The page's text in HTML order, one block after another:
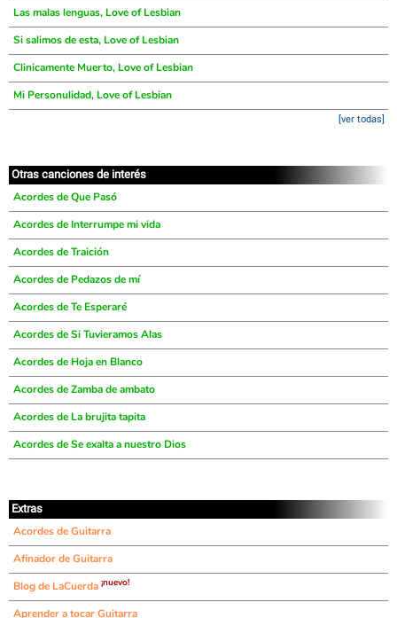
Las malas lenguas, Love of Lesbian
Si salimos de esta, Love of Lesbian
Clinicamente Muerto, Love of Lesbian
Mi Personulidad, Love of Lesbian
[ver todas]
Otras canciones de interés
Acordes de Que Pasó
Acordes de Interrumpe mi vida
Acordes de Traición
Acordes de Pedazos de mí
Acordes de Te Esperaré
Acordes de Si Tuvieramos Alas
Acordes de Hoja en Blanco
Acordes de Zamba de ambato
Acordes de La brujita tapita
Acordes de Se exalta a nuestro Dios
Extras
Acordes de Guitarra
Afinador de Guitarra
Blog de LaCuerda ¡nuevo!
Aprender a tocar Guitarra